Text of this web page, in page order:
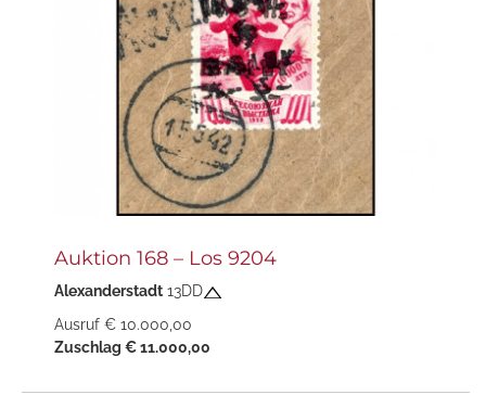
Auktion 168 – Los 9204
Alexanderstadt 13DD
Ausruf € 10.000,00
Zuschlag € 11.000,00